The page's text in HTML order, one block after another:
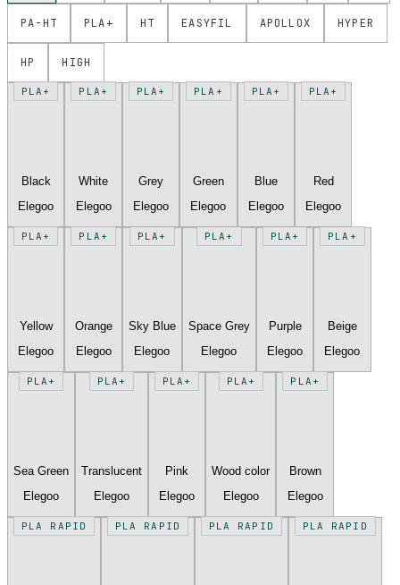
PA-HT PLA+ HT EASYFIL APOLLOX HYPER
HP HIGH
PLA+
Black
Elegoo
PLA+
White
Elegoo
PLA+
Grey
Elegoo
PLA+
Green
Elegoo
PLA+
Blue
Elegoo
PLA+
Red
Elegoo
PLA+
Yellow
Elegoo
PLA+
Orange
Elegoo
PLA+
Sky Blue
Elegoo
PLA+
Space Grey
Elegoo
PLA+
Purple
Elegoo
PLA+
Beige
Elegoo
PLA+
Sea Green
Elegoo
PLA+
Translucent
Elegoo
PLA+
Pink
Elegoo
PLA+
Wood color
Elegoo
PLA+
Brown
Elegoo
PLA RAPID PLA RAPID PLA RAPID PLA RAPID